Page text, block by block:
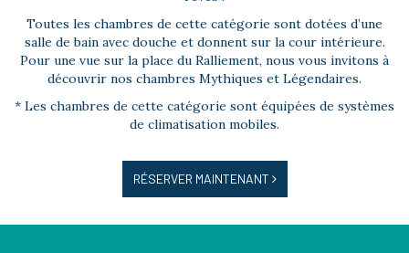
Toutes les chambres de cette catégorie sont dotées d’une
salle de bain avec douche et donnent sur la cour intérieure.
Pour une vue sur la place du Ralliement, nous vous invitons à
découvrir nos chambres Mythiques et Légendaires.
* Les chambres de cette catégorie sont équipées de systèmes
de climatisation mobiles.
RÉSERVER MAINTENANT